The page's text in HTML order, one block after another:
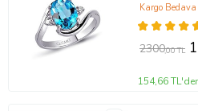
Kargo Bedava
2300,00 TL
154,66